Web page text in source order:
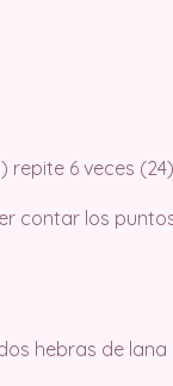
repite 6 veces
contar los
hebras de